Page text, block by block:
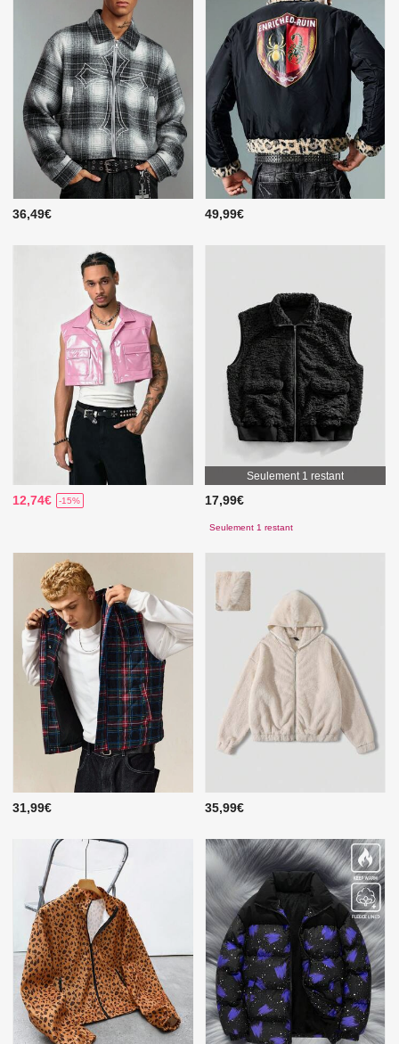
36,49€ 49,99€
12,74€ -15%
Seulement 1 restant
17,99€
Seulement 1 restant
31,99€ 35,99€